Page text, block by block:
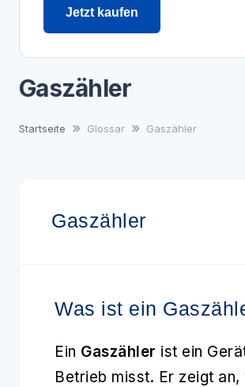
Jetzt kaufen
Gaszähler
Startseite Glossar Gaszähler
Gaszähler
Was ist ein
Ein Gaszähler ist ein
Betrieb misst. Er zeigt